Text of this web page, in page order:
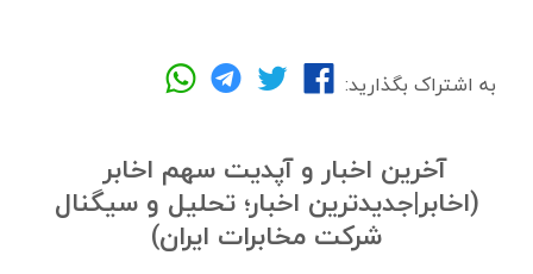
به اشتراک بگذارید:
آخرین اخبار و آپدیت سهم اخابر
(اخابر|جدیدترین اخبار؛ تحلیل و سیگنال
شرکت مخابرات ایران)